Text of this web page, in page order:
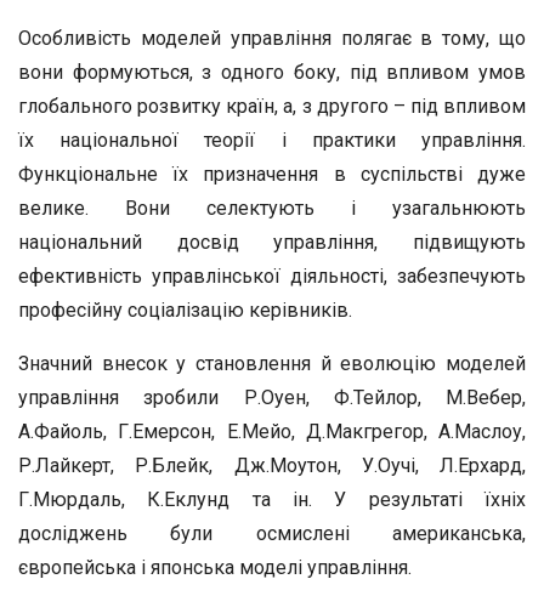
Особливість моделей управління полягає в тому, що
вони формуються, з одного боку, під впливом умов
глобального розвитку країн, а, з другого – під впливом
їх національної теорії і практики управління.
Функціональне їх призначення в суспільстві дуже
велике. Вони селектують і узагальнюють
національний досвід управління, підвищують
ефективність управлінської діяльності, забезпечують
професійну соціалізацію керівників.
Значний внесок у становлення й еволюцію моделей
управління зробили Р.Оуен, Ф.Тейлор, М.Вебер,
А.Файоль, Г.Емерсон, Е.Мейо, Д.Макгрегор, А.Маслоу,
Р.Лайкерт, Р.Блейк, Дж.Моутон, У.Оучі, Л.Ерхард,
Г.Мюрдаль, К.Еклунд та ін. У результаті їхніх
досліджень були осмислені американська,
європейська і японська моделі управління.